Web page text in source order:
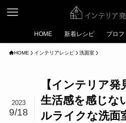
HOME 新着レシピ プロフ
HOME インテリアレシピ 洗面室
【インテリア発
生活感を感じな
ルライクな洗面
2023
9/18